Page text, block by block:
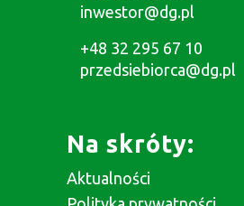
inwestor@dg.pl
+48 32 295 67 10
przedsiebiorca@dg.pl
Na skróty:
Aktualności